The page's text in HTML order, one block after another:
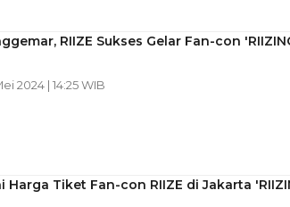
RIIZE Sukses Gelar Fan-con
2024 | 14:25 WIB
Harga Tiket Fan-con RIIZE di Jakarta